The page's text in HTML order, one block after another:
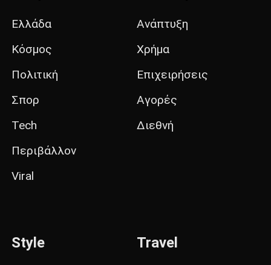
Ελλάδα
Κόσμος
Πολιτική
Σπορ
Tech
Περιβάλλον
Viral
Ανάπτυξη
Χρήμα
Επιχειρήσεις
Αγορές
Διεθνή
Style Travel